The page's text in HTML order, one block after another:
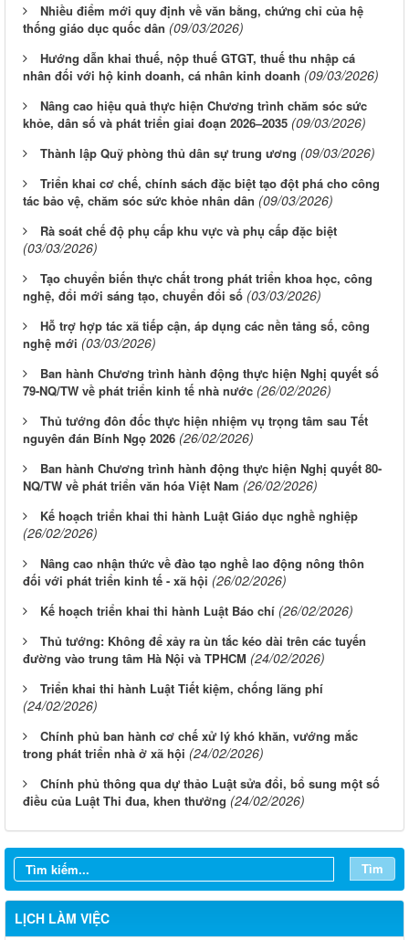
Nhiều điểm mới quy định về văn bằng, chứng chỉ của hệ
thống giáo dục quốc dân (09/03/2026)
Hướng dẫn khai thuế, nộp thuế GTGT, thuế thu nhập cá
nhân đối với hộ kinh doanh, cá nhân kinh doanh (09/03/2026)
Nâng cao hiệu quả thực hiện Chương trình chăm sóc sức
khỏe, dân số và phát triển giai đoạn 2026–2035 (09/03/2026)
Thành lập Quỹ phòng thủ dân sự trung ương (09/03/2026)
Triển khai cơ chế, chính sách đặc biệt tạo đột phá cho công
tác bảo vệ, chăm sóc sức khỏe nhân dân (09/03/2026)
Rà soát chế độ phụ cấp khu vực và phụ cấp đặc biệt
(03/03/2026)
Tạo chuyển biến thực chất trong phát triển khoa học, công
nghệ, đổi mới sáng tạo, chuyển đổi số (03/03/2026)
Hỗ trợ hợp tác xã tiếp cận, áp dụng các nền tảng số, công
nghệ mới (03/03/2026)
Ban hành Chương trình hành động thực hiện Nghị quyết số
79-NQ/TW về phát triển kinh tế nhà nước (26/02/2026)
Thủ tướng đôn đốc thực hiện nhiệm vụ trọng tâm sau Tết
nguyên đán Bính Ngọ 2026 (26/02/2026)
Ban hành Chương trình hành động thực hiện Nghị quyết 80-
NQ/TW về phát triển văn hóa Việt Nam (26/02/2026)
Kế hoạch triển khai thi hành Luật Giáo dục nghề nghiệp
(26/02/2026)
Nâng cao nhận thức về đào tạo nghề lao động nông thôn
đối với phát triển kinh tế - xã hội (26/02/2026)
Kế hoạch triển khai thi hành Luật Báo chí (26/02/2026)
Thủ tướng: Không để xảy ra ùn tắc kéo dài trên các tuyến
đường vào trung tâm Hà Nội và TPHCM (24/02/2026)
Triển khai thi hành Luật Tiết kiệm, chống lãng phí
(24/02/2026)
Chính phủ ban hành cơ chế xử lý khó khăn, vướng mắc
trong phát triển nhà ở xã hội (24/02/2026)
Chính phủ thông qua dự thảo Luật sửa đổi, bổ sung một số
điều của Luật Thi đua, khen thưởng (24/02/2026)
Tìm
LỊCH LÀM VIỆC
Từ ngày 03/8/2026 đến ngày 09/8/2026
Từ ngày 20/7/2026 đến ngày 26/7/2026
Từ ngày 13/7/2026 đến ngày 18/7/2026